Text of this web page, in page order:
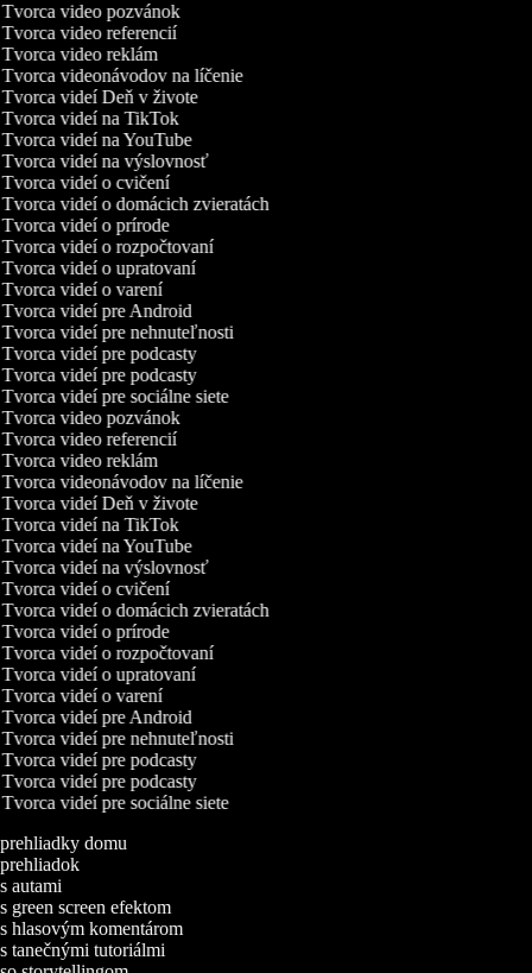
Tvorca video pozvánok
Tvorca video referencií
Tvorca video reklám
Tvorca videonávodov na líčenie
Tvorca videí Deň v živote
Tvorca videí na TikTok
Tvorca videí na YouTube
Tvorca videí na výslovnosť
Tvorca videí o cvičení
Tvorca videí o domácich zvieratách
Tvorca videí o prírode
Tvorca videí o rozpočtovaní
Tvorca videí o upratovaní
Tvorca videí o varení
Tvorca videí pre Android
Tvorca videí pre nehnuteľnosti
Tvorca videí pre podcasty
Tvorca videí pre podcasty
Tvorca videí pre sociálne siete
Tvorca video pozvánok
Tvorca video referencií
Tvorca video reklám
Tvorca videonávodov na líčenie
Tvorca videí Deň v živote
Tvorca videí na TikTok
Tvorca videí na YouTube
Tvorca videí na výslovnosť
Tvorca videí o cvičení
Tvorca videí o domácich zvieratách
Tvorca videí o prírode
Tvorca videí o rozpočtovaní
Tvorca videí o upratovaní
Tvorca videí o varení
Tvorca videí pre Android
Tvorca videí pre nehnuteľnosti
Tvorca videí pre podcasty
Tvorca videí pre podcasty
Tvorca videí pre sociálne siete
domu
autami
screen efektom
hlasovým komentárom
tanečnými tutoriálmi